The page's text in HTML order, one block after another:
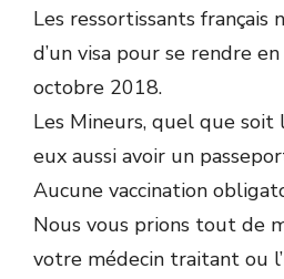
Les ressortissants français
d’un visa pour se rendre
octobre 2018.
Les Mineurs, quel que soit
eux aussi avoir un
Aucune vaccination
Nous vous prions tout de
votre médecin traitant ou